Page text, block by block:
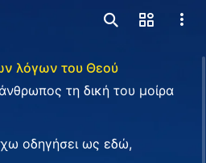
λόγων του Θεού
τη δική του μοίρα
οδηγήσει ως εδώ,